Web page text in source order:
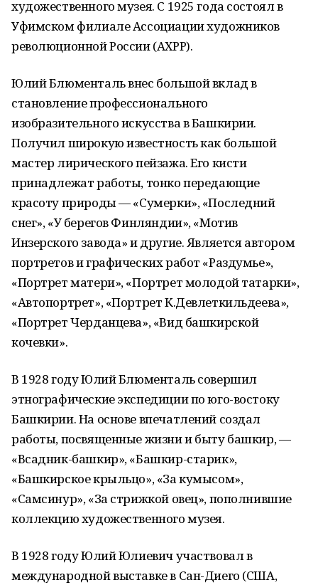
художественного музея. С 1925 года состоял в
Уфимском филиале Ассоциации художников
революционной России (АХРР).
Юлий Блюменталь внес большой вклад в
становление профессионального
изобразительного искусства в Башкирии.
Получил широкую известность как большой
мастер лирического пейзажа. Его кисти
принадлежат работы, тонко передающие
красоту природы — «Сумерки», «Последний
снег», «У берегов Финляндии», «Мотив
Инзерского завода» и другие. Является автором
портретов и графических работ «Раздумье»,
«Портрет матери», «Портрет молодой татарки»,
«Автопортрет», «Портрет К.Девлеткильдеева»,
«Портрет Черданцева», «Вид башкирской
кочевки».
В 1928 году Юлий Блюменталь совершил
этнографические экспедиции по юго-востоку
Башкирии. На основе впечатлений создал
работы, посвященные жизни и быту башкир, —
«Всадник-башкир», «Башкир-старик»,
«Башкирское крыльцо», «За кумысом»,
«Самсинур», «За стрижкой овец», пополнившие
коллекцию художественного музея.
В 1928 году Юлий Юлиевич участвовал в
международной выставке в Сан-Диего (США,